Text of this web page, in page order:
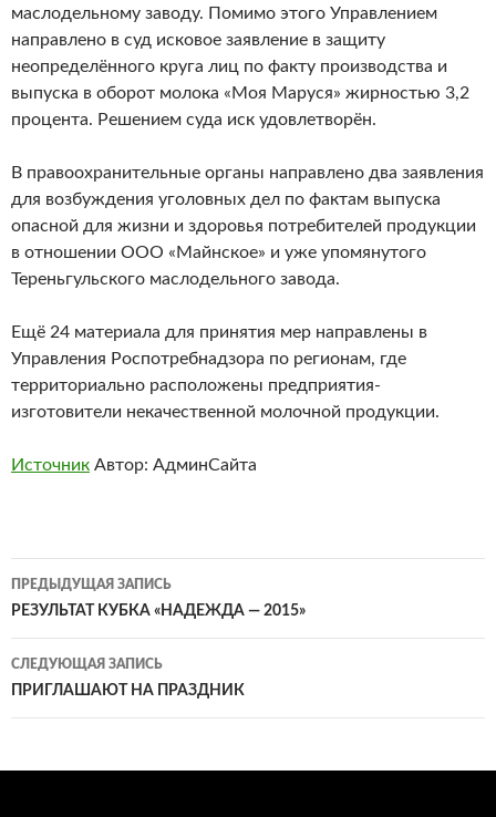
маслодельному заводу. Помимо этого Управлением
направлено в суд исковое заявление в защиту
неопределённого круга лиц по факту производства и
выпуска в оборот молока «Моя Маруся» жирностью 3,2
процента. Решением суда иск удовлетворён.
В правоохранительные органы направлено два заявления
для возбуждения уголовных дел по фактам выпуска
опасной для жизни и здоровья потребителей продукции
в отношении ООО «Майнское» и уже упомянутого
Тереньгульского маслодельного завода.
Ещё 24 материала для принятия мер направлены в
Управления Роспотребнадзора по регионам, где
территориально расположены предприятия-
изготовители некачественной молочной продукции.
Источник Автор: АдминСайта
Навигация
по
записям
ПРЕДЫДУЩАЯ ЗАПИСЬ
РЕЗУЛЬТАТ КУБКА «НАДЕЖДА — 2015»
СЛЕДУЮЩАЯ ЗАПИСЬ
ПРИГЛАШАЮТ НА ПРАЗДНИК